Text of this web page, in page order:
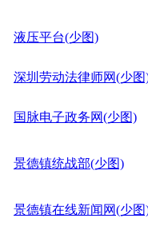
液压平台(少图)
深圳劳动法律师网(少图
国脉电子政务网(少图)
景德镇统战部(少图)
景德镇在线新闻网(少图